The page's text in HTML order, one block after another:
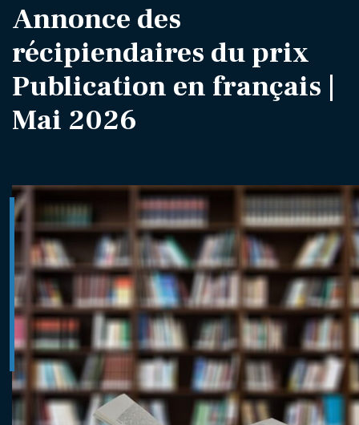
Annonce des
récipiendaires du prix
Publication en français |
Mai 2026